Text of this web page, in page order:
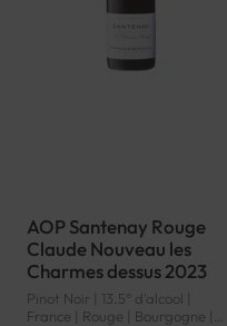
AOP Santenay Rouge
Claude Nouveau les
Charmes dessus 2023
Pinot Noir | 13.5° d'alcool |
France | Rouge | Bourgogne |